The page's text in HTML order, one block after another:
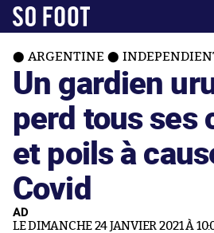
ARGENTINE
Un gardien
perd tous ses
et poils à
Covid
AD
LE DIMANCHE 24 JANVIER 2021 À